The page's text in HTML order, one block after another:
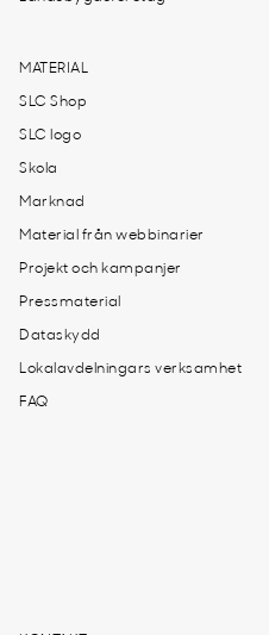
MATERIAL
SLC Shop
SLC logo
Skola
Marknad
Material från webbinarier
Projekt och kampanjer
Pressmaterial
Dataskydd
Lokalavdelningars verksamhet
FAQ